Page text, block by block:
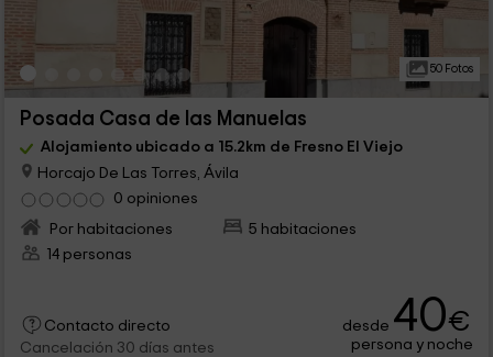
50 Fotos
Posada Casa de las Manuelas
Alojamiento ubicado a 15.2km de Fresno El Viejo
Horcajo De Las Torres, Ávila
0 opiniones
Por habitaciones
5 habitaciones
14 personas
Contacto directo
Cancelación 30 días antes
desde 40€
persona y noche